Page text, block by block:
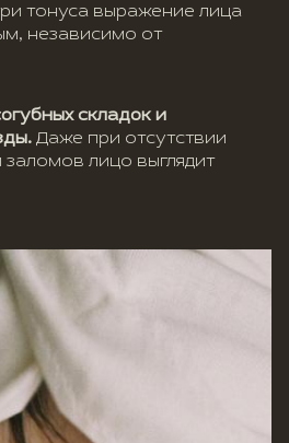
тонуса выражение лица
независимо от
складок и
Даже при отсутствии
лицо выглядит